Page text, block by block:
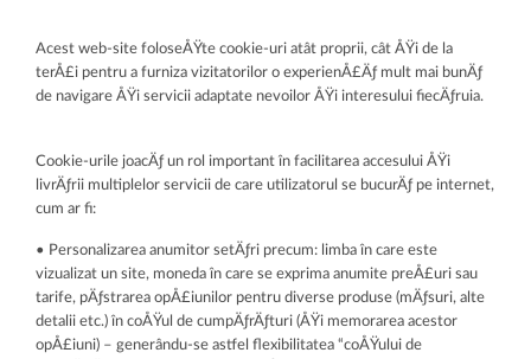
Acest web-site foloseÅŸte cookie-uri atât proprii, cât ÅŸi de la
terÅ£i pentru a furniza vizitatorilor o experienÅ£Äƒ mult mai bunÄƒ
de navigare ÅŸi servicii adaptate nevoilor ÅŸi interesului fiecÄƒruia.
Cookie-urile joacÄƒ un rol important în facilitarea accesului ÅŸi
livrÄƒrii multiplelor servicii de care utilizatorul se bucurÄƒ pe internet,
cum ar fi:
• Personalizarea anumitor setÄƒri precum: limba în care este
vizualizat un site, moneda în care se exprima anumite preÅ£uri sau
tarife, pÄƒstrarea opÅ£iunilor pentru diverse produse (mÄƒsuri, alte
detalii etc.) în coÅŸul de cumpÄƒrÄƒturi (ÅŸi memorarea acestor
opÅ£iuni) – generându-se astfel flexibilitatea “coÅŸului de